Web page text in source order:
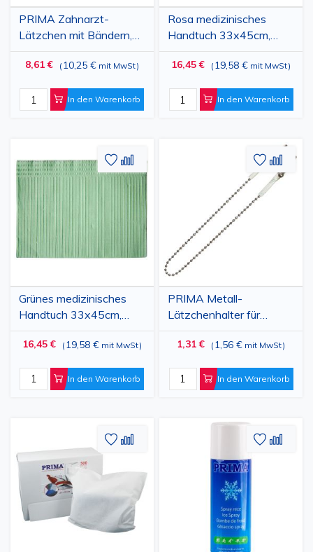
PRIMA Zahnarzt-
Lätzchen mit Bändern,
61 x 53 cm, 2-lagig,
Weiß/Blau, 80
8,61 € ( 10,25 € mit MwSt)
In den Warenkorb
Rosa medizinisches
Handtuch 33x45cm,
500 Stück
16,45 € ( 19,58 € mit MwSt)
In den Warenkorb
Grünes medizinisches
Handtuch 33x45cm,
500 Stück
16,45 € ( 19,58 € mit MwSt)
In den Warenkorb
Zur
Wunschliste
hinzufügen
Hinzufügen
zum
vergleichen
PRIMA Metall-
Lätzchenhalter für
Zahnärzte, mit Klemmen,
42 cm
1,31 € ( 1,56 € mit MwSt)
In den Warenkorb
Zur
zum
ZurHinzufügen
Zur